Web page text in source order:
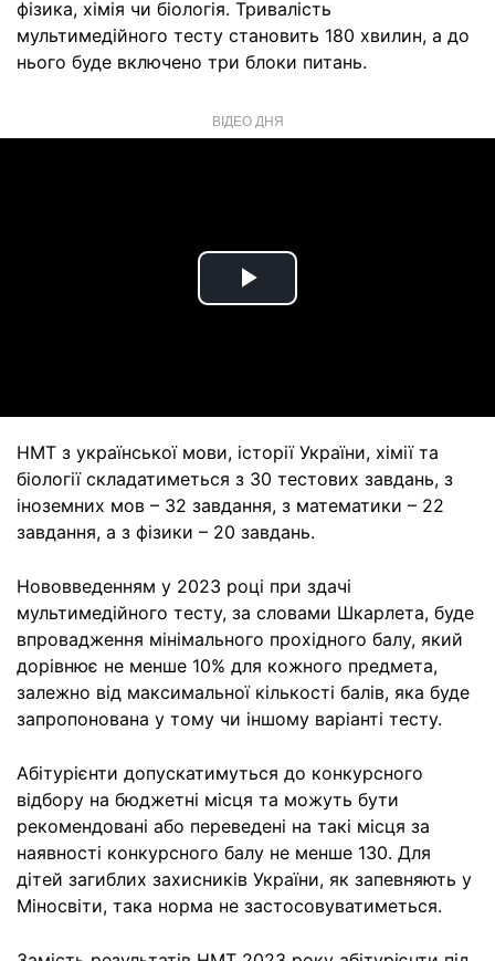
фізика, хімія чи біологія. Тривалість
мультимедійного тесту становить 180 хвилин, а до
нього буде включено три блоки питань.
ВІДЕО ДНЯ
Play
НМТ з української мови, історії України, хімії та
біології складатиметься з 30 тестових завдань, з
іноземних мов – 32 завдання, з математики – 22
завдання, а з фізики – 20 завдань.
Нововведенням у 2023 році при здачі
мультимедійного тесту, за словами Шкарлета, буде
впровадження мінімального прохідного балу, який
дорівнює не менше 10% для кожного предмета,
залежно від максимальної кількості балів, яка буде
запропонована у тому чи іншому варіанті тесту.
Абітурієнти допускатимуться до конкурсного
відбору на бюджетні місця та можуть бути
рекомендовані або переведені на такі місця за
наявності конкурсного балу не менше 130. Для
дітей загиблих захисників України, як запевняють у
Міносвіти, така норма не застосовуватиметься.